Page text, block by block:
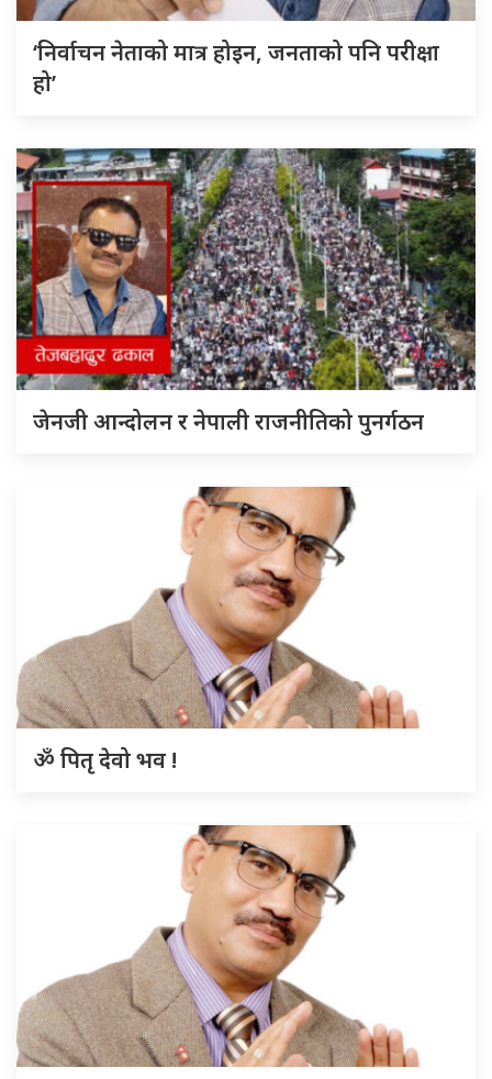
‘निर्वाचन नेताको मात्र होइन, जनताको पनि परीक्षा
हो’
जेनजी आन्दोलन र नेपाली राजनीतिको पुनर्गठन
ॐ पितृ देवो भव !